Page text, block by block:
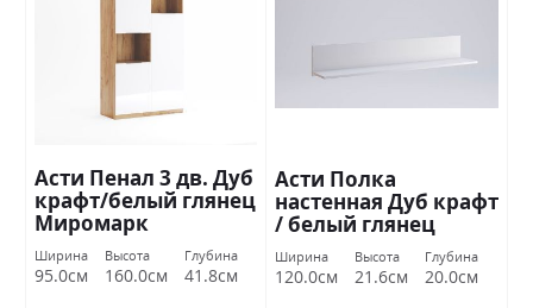
Асти Пенал 3 дв. Дуб
крафт/белый глянец
Миромарк
Ширина
95.0см
Высота
160.0см
Глубина
41.8см
Асти Полка
настенная Дуб крафт
/ белый глянец
Миромарк
Ширина
120.0см
Высота
21.6см
Глубина
20.0см